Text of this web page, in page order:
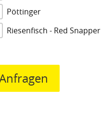
Pöttinger
Riesenfisch - Red Snapper